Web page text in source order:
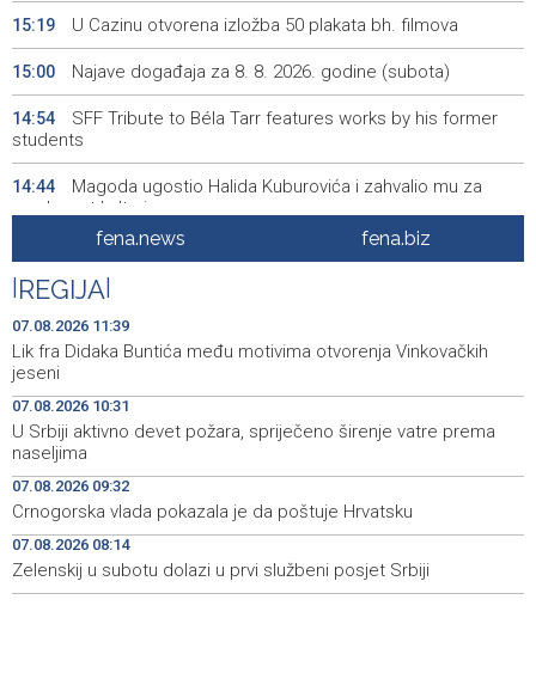
15:19 U Cazinu otvorena izložba 50 plakata bh. filmova
15:00 Najave događaja za 8. 8. 2026. godine (subota)
14:54
SFF Tribute to Béla Tarr features works by his former
students
14:44
Magoda ugostio Halida Kuburovića i zahvalio mu za
predanost kulturi
vodosnabdijevanjem
14:39
Za projekte održivog povratka iz budžeta BPK Goražde
izdvojeno 136.500 KM
14:38
Saudijska Arabija, Turska i Pakistan potpisali sporazum o
zajedničkoj odbrani
14:37
Rozić: Prolonged droughts and low water levels
threaten Hutovo Blato ecosystem
14:37
Sarajevska berza - Najveći promet ostvaren dionicama
HM Cementa
fena.news fena.biz
REGIJA
07.08.2026 11:39
Lik fra Didaka Buntića među motivima otvorenja Vinkovačkih
jeseni
07.08.2026 10:31
U Srbiji aktivno devet požara, spriječeno širenje vatre prema
naseljima
07.08.2026 09:32
Crnogorska vlada pokazala je da poštuje Hrvatsku
07.08.2026 08:14
Zelenskij u subotu dolazi u prvi službeni posjet Srbiji